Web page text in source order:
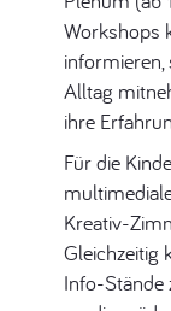
Workshops
Alltag
ihre
Für die
Kreativ-
Gleichzeitig
Info-Stände